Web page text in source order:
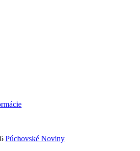
Púchovské Noviny